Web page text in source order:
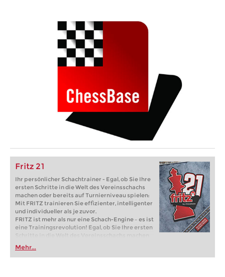
Fritz 21
Ihr persönlicher Schachtrainer - Egal, ob Sie Ihre
ersten Schritte in die Welt des Vereinsschachs
machen oder bereits auf Turnierniveau spielen:
Mit FRITZ trainieren Sie effizienter, intelligenter
und individueller als je zuvor.
FRITZ ist mehr als nur eine Schach-Engine – es ist
eine Trainingsrevolution! Egal, ob Sie Ihre ersten
Schritte in die Welt des Vereinsschachs machen
oder bereits auf Turnierniveau spielen: Mit
FRITZ trainieren Sie effizienter, intelligenter und
individueller als je zuvor.
Mehr...